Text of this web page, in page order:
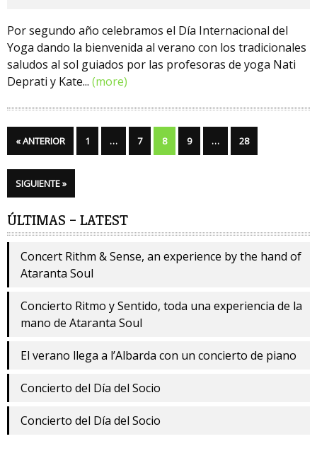
Por segundo año celebramos el Día Internacional del
Yoga dando la bienvenida al verano con los tradicionales
saludos al sol guiados por las profesoras de yoga Nati
Deprati y Kate... (more)
« ANTERIOR 1 … 7 8 9 … 28
SIGUIENTE »
ÚLTIMAS – LATEST
Concert Rithm & Sense, an experience by the hand of
Ataranta Soul
Concierto Ritmo y Sentido, toda una experiencia de la
mano de Ataranta Soul
El verano llega a l’Albarda con un concierto de piano
Concierto del Día del Socio
Concierto del Día del Socio